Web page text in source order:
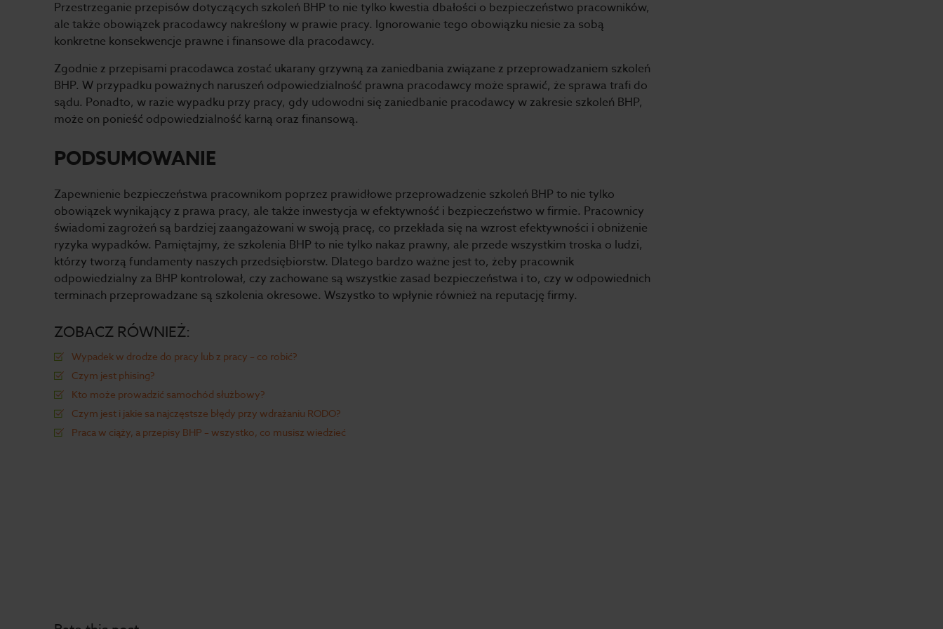
Przestrzeganie przepisów dotyczących szkoleń BHP to nie tylko kwestia dbałości o bezpieczeństwo pracowników,
ale także obowiązek pracodawcy nakreślony w prawie pracy. Ignorowanie tego obowiązku niesie za sobą
konkretne konsekwencje prawne i finansowe dla pracodawcy.
Zgodnie z przepisami pracodawca zostać ukarany grzywną za zaniedbania związane z przeprowadzaniem szkoleń
BHP. W przypadku poważnych naruszeń odpowiedzialność prawna pracodawcy może sprawić, że sprawa trafi do
sądu. Ponadto, w razie wypadku przy pracy, gdy udowodni się zaniedbanie pracodawcy w zakresie szkoleń BHP,
może on ponieść odpowiedzialność karną oraz finansową.
PODSUMOWANIE
Zapewnienie bezpieczeństwa pracownikom poprzez prawidłowe przeprowadzenie szkoleń BHP to nie tylko
obowiązek wynikający z prawa pracy, ale także inwestycja w efektywność i bezpieczeństwo w firmie. Pracownicy
świadomi zagrożeń są bardziej zaangażowani w swoją pracę, co przekłada się na wzrost efektywności i obniżenie
ryzyka wypadków. Pamiętajmy, że szkolenia BHP to nie tylko nakaz prawny, ale przede wszystkim troska o ludzi,
którzy tworzą fundamenty naszych przedsiębiorstw. Dlatego bardzo ważne jest to, żeby pracownik
odpowiedzialny za BHP kontrolował, czy zachowane są wszystkie zasad bezpieczeństwa i to, czy w odpowiednich
terminach przeprowadzane są szkolenia okresowe. Wszystko to wpłynie również na reputację firmy.
ZOBACZ RÓWNIEŻ:
Wypadek w drodze do pracy lub z pracy – co robić?
Czym jest phising?
Kto może prowadzić samochód służbowy?
Czym jest i jakie sa najczęstsze błędy przy wdrażaniu RODO?
Praca w ciąży, a przepisy BHP – wszystko, co musisz wiedzieć